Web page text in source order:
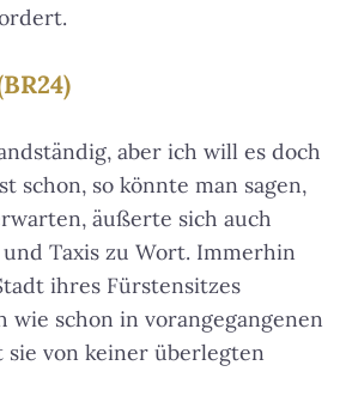
aber ich will es doch
schon, so könnte man sagen,
äußerte sich auch
Taxis zu Wort. Immerhin
ihres Fürstensitzes
wie schon in vorangegangenen
sie von keiner überlegten